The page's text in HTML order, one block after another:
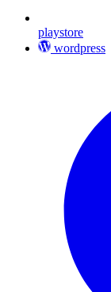
playstore
wordpress